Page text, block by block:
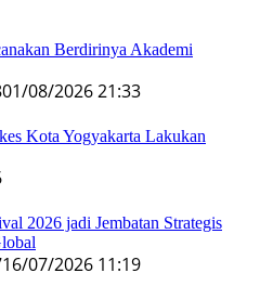
Berdirinya Akademi
01/08/2026 21:33
Kota Yogyakarta Lakukan
2026 jadi Jembatan Strategis
16/07/2026 11:19